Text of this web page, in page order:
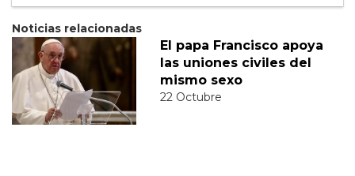
Noticias relacionadas
El papa Francisco apoya
las uniones civiles del
mismo sexo
22 Octubre